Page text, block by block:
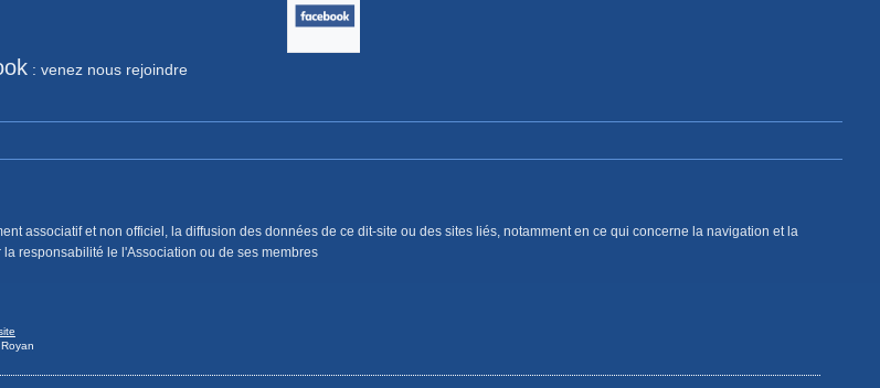
: venez nous rejoindre
associatif et non officiel, la diffusion des données de ce dit-site ou des sites liés, notamment en ce qui concerne la navigation et la
responsabilité le l'Association ou de ses membres